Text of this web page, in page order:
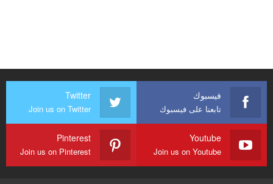
فيسبوك
تابعنا على فيسبوك
Twitter
Join us on Twitter
Youtube
Join us on Youtube
Pinterest
Join us on Pinterest